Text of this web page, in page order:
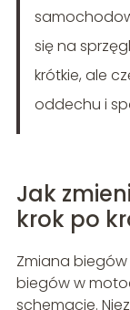
się na
krótkie, ale
oddechu i
Jak
krok po
Zmiana biegów
biegów w
schemacie.